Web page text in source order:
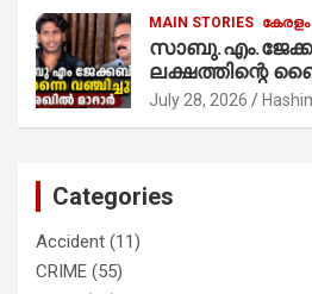
MAIN STORIES കേരളം
ലക്ഷത്തിന്റെ
തൃക്കാക്കരയില്‍
നേട്ടത്തിനുള്ള
July 28, 2026
Categories
Accident (11)
CRIME (55)